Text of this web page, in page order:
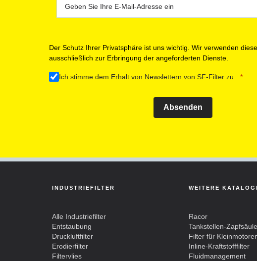
Der Schutz Ihrer Privatsphäre ist uns wichtig. Wir verwenden
ausschließlich zur Erbringung der angeforderten Dienste.
Ich stimme dem Erhalt von Newslettern von SF-Filter zu.
Absenden
INDUSTRIEFILTER
Alle Industriefilter
Entstaubung
Druckluftfilter
Erodierfilter
Filtervlies
WEITERE
Racor
Tankstellen-
Filter für
Inline-Kraftstofffilter
Fluidmanagement